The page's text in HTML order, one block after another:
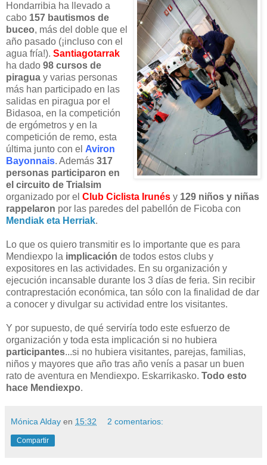
Hondarribia ha llevado a
cabo 157 bautismos de
buceo, más del doble que el
año pasado (¡incluso con el
agua fría!). Santiagotarrak
ha dado 98 cursos de
piragua y varias personas
más han participado en las
salidas en piragua por el
Bidasoa, en la competición
de ergómetros y en la
competición de remo, esta
última junto con el Aviron
Bayonnais. Además 317
personas participaron en
el circuito de Trialsim
organizado por el Club Ciclista Irunés y 129 niños y niñas
rappelaron por las paredes del pabellón de Ficoba con
Mendiak eta Herriak.
Lo que os quiero transmitir es lo importante que es para
Mendiexpo la implicación de todos estos clubs y
expositores en las actividades. En su organización y
ejecución incansable durante los 3 días de feria. Sin recibir
contraprestación económica, tan sólo con la finalidad de dar
a conocer y divulgar su actividad entre los visitantes.
Y por supuesto, de qué serviría todo este esfuerzo de
organización y toda esta implicación si no hubiera
participantes...si no hubiera visitantes, parejas, familias,
niños y mayores que año tras año venís a pasar un buen
rato de aventura en Mendiexpo. Eskarrikasko. Todo esto
hace Mendiexpo.
Mónica Alday en 15:32 2 comentarios:
Compartir